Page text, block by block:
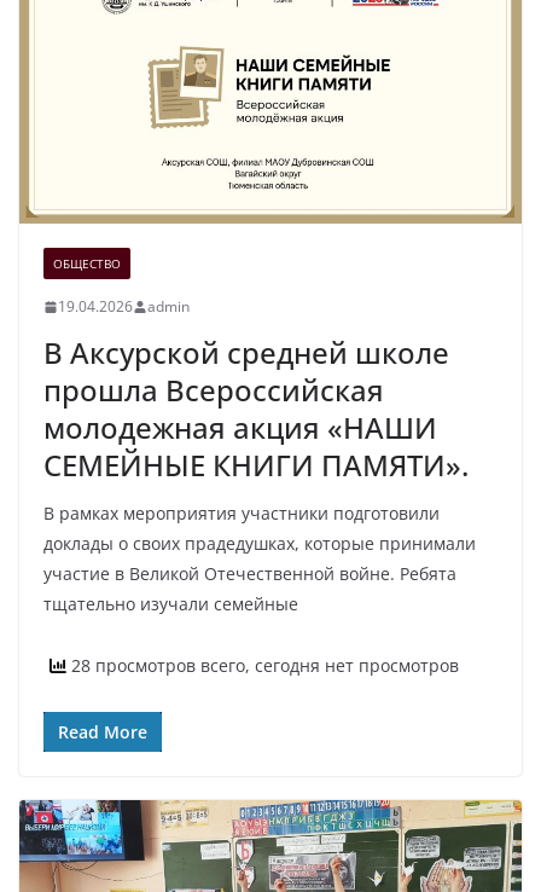
ОБЩЕСТВО
19.04.2026 admin
В Аксурской средней школе
прошла Всероссийская
молодежная акция «НАШИ
СЕМЕЙНЫЕ КНИГИ ПАМЯТИ».
В рамках мероприятия участники подготовили
доклады о своих прадедушках, которые принимали
участие в Великой Отечественной войне. Ребята
тщательно изучали семейные
28 просмотров всего, сегодня нет просмотров
Read More